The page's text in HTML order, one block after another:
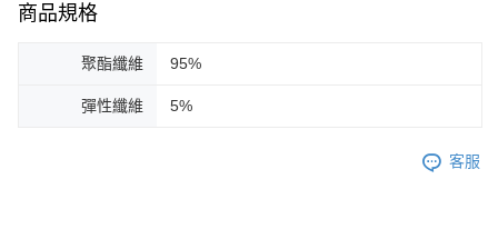
商品規格
聚酯纖維 95%
彈性纖維 5%
客服